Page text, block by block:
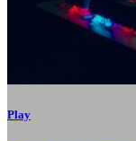
Play